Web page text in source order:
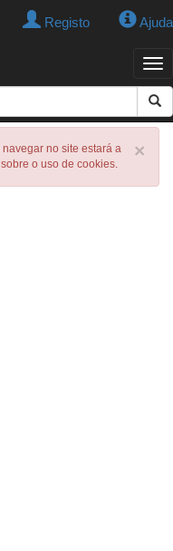
Registo Ajuda
×
no site estará a
o uso de cookies.